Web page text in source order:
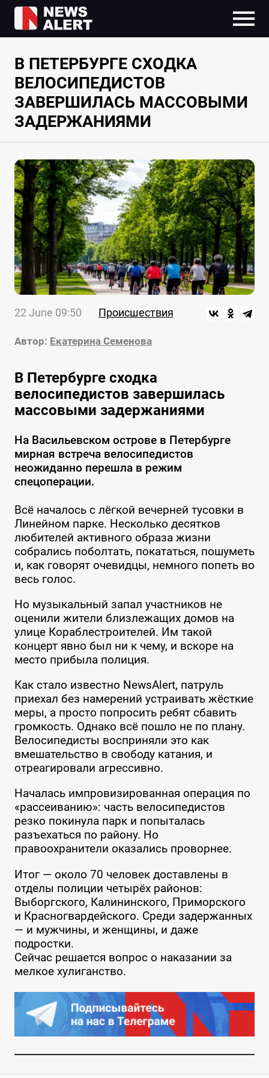
В ПЕТЕРБУРГЕ СХОДКА
ВЕЛОСИПЕДИСТОВ
ЗАВЕРШИЛАСЬ МАССОВЫМИ
ЗАДЕРЖАНИЯМИ
22 June 09:50 Происшествия
Автор: Екатерина Семенова
В Петербурге сходка
велосипедистов завершилась
массовыми задержаниями
На Васильевском острове в Петербурге
мирная встреча велосипедистов
неожиданно перешла в режим
спецоперации.
Всё началось с лёгкой вечерней тусовки в
Линейном парке. Несколько десятков
любителей активного образа жизни
собрались поболтать, покататься, пошуметь
и, как говорят очевидцы, немного попеть во
весь голос.
Но музыкальный запал участников не
оценили жители близлежащих домов на
улице Кораблестроителей. Им такой
концерт явно был ни к чему, и вскоре на
место прибыла полиция.
Как стало известно NewsAlert, патруль
приехал без намерений устраивать жёсткие
меры, а просто попросить ребят сбавить
громкость. Однако всё пошло не по плану.
Велосипедисты восприняли это как
вмешательство в свободу катания, и
отреагировали агрессивно.
Началась импровизированная операция по
«рассеиванию»: часть велосипедистов
резко покинула парк и попыталась
разъехаться по району. Но
правоохранители оказались проворнее.
Итог — около 70 человек доставлены в
отделы полиции четырёх районов:
Выборгского, Калининского, Приморского
и Красногвардейского. Среди задержанных
— и мужчины, и женщины, и даже
подростки.
Сейчас решается вопрос о наказании за
мелкое хулиганство.